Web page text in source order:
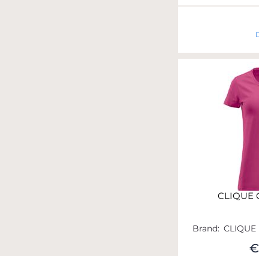
CLIQUE
Brand: CLIQUE
€